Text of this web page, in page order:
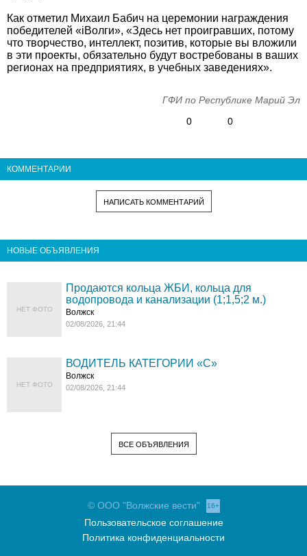
Как отметил Михаил Бабич на церемонии награждения
победителей «iВолги», «Здесь нет проигравших, потому
что творчество, интеллект, позитив, которые вы вложили
в эти проекты, обязательно будут востребованы в ваших
регионах на предприятиях, в учебных заведениях».
ГФИ по Республике Марий Эл
0
0
КОММЕНТАРИИ
НАПИСАТЬ КОММЕНТАРИЙ
НОВЫЕ ОБЪЯВЛЕНИЯ
НЕТ ФОТО
Продаются кольца ЖБИ, кольца для
водопровода и канализации (1;1,5;2 м.)
Волжск
02/08/2026, 21:44
НЕТ ФОТО
ВОДИТЕЛЬ КАТЕГОРИИ «C»
Волжск
02/08/2026, 21:44
ВСЕ ОБЪЯВЛЕНИЯ
© ООО "Волжские вести" 16+
Пользовательское соглашение
Политика конфиденциальности